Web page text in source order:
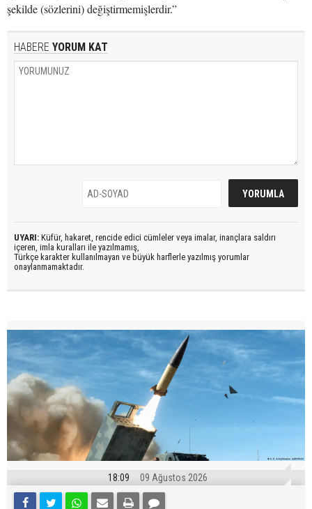
şekilde (sözlerini) değiştirmemişlerdir.”
HABERE YORUM KAT
UYARI: Küfür, hakaret, rencide edici cümleler veya imalar, inançlara saldırı
içeren, imla kuralları ile yazılmamış,
Türkçe karakter kullanılmayan ve büyük harflerle yazılmış yorumlar
onaylanmamaktadır.
18:09 09 Ağustos 2026